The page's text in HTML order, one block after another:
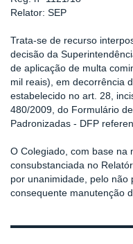
Relator: SEP
Trata-se de recurso
decisão da
de aplicação de multa
mil reais), em decorrência
estabelecido no art. 28,
480/2009, do Formulário
Padronizadas - DFP
O Colegiado, com base na
consubstanciada no
por unanimidade, pelo não
consequente manutenção